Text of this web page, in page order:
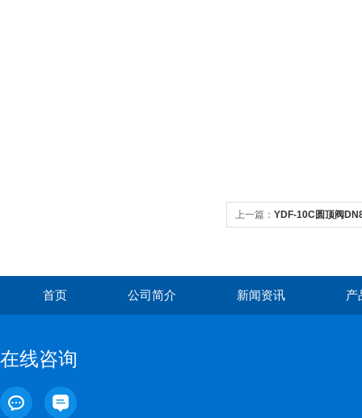
上一篇： YDF-10C圆顶阀
首页 公司简介 新闻资讯 产
在线咨询